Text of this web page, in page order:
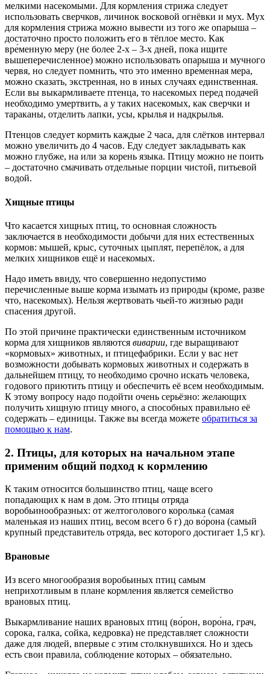
мелкими насекомыми. Для кормления стрижа следует
использовать сверчков, личинок восковой огнёвки и мух. Мух
для кормления стрижа можно вывести из того же опарыша –
достаточно просто положить его в тёплое место. Как
вре́менную меру (не более 2-х – 3-х дней, пока ищите
вышеперечисленное) можно использовать опарыша и мучного
червя, но следует помнить, что это именно вре́менная мера,
можно сказать, экстренная, но в иных случаях единственная.
Если вы выкармливаете птенца, то насекомых перед подачей
необходимо умертвить, а у таких насекомых, как сверчки и
тараканы, отделить лапки, усы, крылья и надкрылья.
Птенцов следует кормить каждые 2 часа, для слётков интервал
можно увеличить до 4 часов. Еду следует закладывать как
можно глубже, на или за корень языка. Птицу можно не поить
– достаточно смачивать отдельные порции чистой, питьевой
водой.
Хищные птицы
Что касается хищных птиц, то основная сложность
заключается в необходимости добычи для них естественных
кормов: мышей, крыс, суточных цыплят, перепёлок, а для
мелких хищников ещё и насекомых.
Надо иметь ввиду, что совершенно недопустимо
перечисленные выше корма изымать из природы (кроме, разве
что, насекомых). Нельзя жертвовать чьей-то жизнью ради
спасения другой.
По этой причине практически единственным источником
корма для хищников являются виварии, где выращивают
«кормовых» животных, и птицефабрики. Если у вас нет
возможности добывать кормовых животных и содержать в
дальнейшем птицу, то необходимо срочно искать человека,
годового приютить птицу и обеспечить её всем необходимым.
К этому вопросу надо подойти очень серьёзно: желающих
получить хищную птицу много, а способных правильно её
содержать – единицы. Также вы всегда можете обратиться за
помощью к нам.
2. Птицы, для которых на начальном этапе
применим общий подход к кормлению
К таким относится большинство птиц, чаще всего
попадающих к нам в дом. Это птицы отряда
воробьинообразных: от желтоголового королька (самая
маленькая из наших птиц, весом всего 6 г) до во́рона (самый
крупный представитель отряда, вес которого достигает 1,5 кг).
Врановые
Из всего многообразия воробьиных птиц самым
неприхотливым в плане кормления является семейство
врановых птиц.
Выкармливание наших врановых птиц (во́рон, воро́на, грач,
сорока, галка, сойка, кедровка) не представляет сложности
даже для людей, впервые с этим столкнувшихся. Но и здесь
есть свои правила, соблюдение которых – обязательно.